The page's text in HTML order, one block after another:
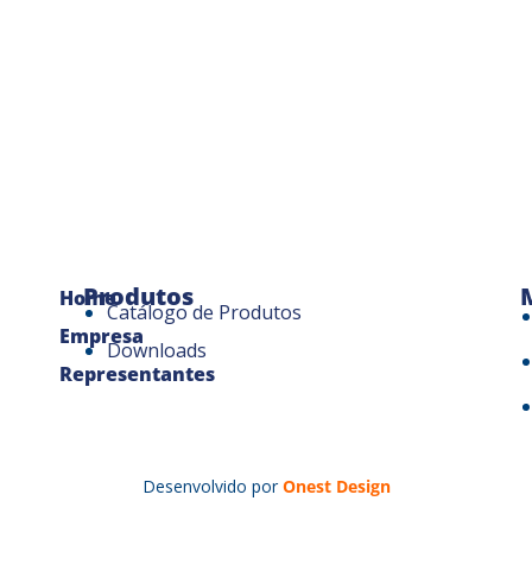
Home
Empresa
Representantes
Produtos
Catálogo de Produtos
Downloads
Desenvolvido por Onest Design